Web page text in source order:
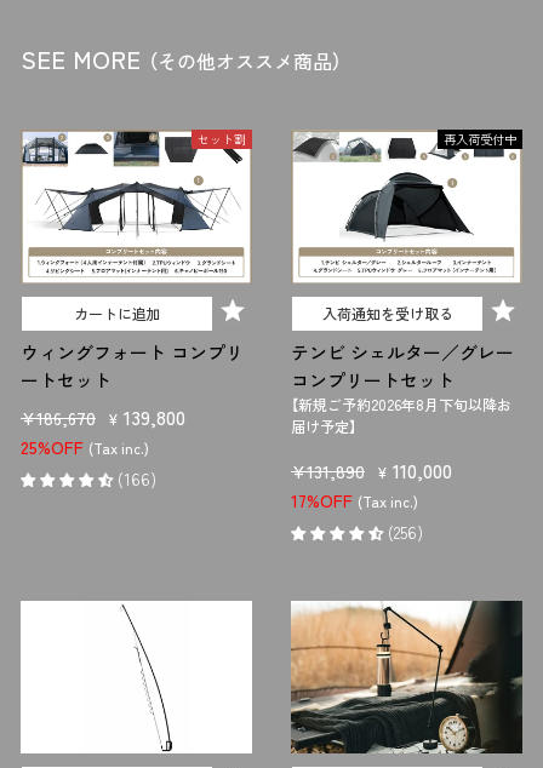
最初の一本として初心者におすすめなのが、用途の広い「シースナイフ」
刃の折りたたみはできませんが、その分強度が高く、バトニングにも適
しています。バトニングに使用するなら刃渡り10〜15cmで、刃厚が
3.5mm以上のナイフを選びましょう。
さらに、「タング」の構造にも着目する必要があります。タングとは、グ
リップ（持ち手）部分に隠れている刃のことです。
中でも「フルタング」と呼ばれる、グリップ全体に刃が内蔵した構造のナ
イフは、頑丈でバトニングに適しています。
－料理メインなら折りたたみ可能な「フォールディングナイフ」がおす
すめ
料理など繊細な作業がメインなら、折りたためる「フォールディングナ
また、シースナイフに比べて刃厚が薄いため、野菜や肉を切る細かい作
業に向いています。構造上、耐久性には劣り、バトニングなどの強い力が
加わる作業には適しません。
以下の動画では、実際に料理にナイフを使用する様子を見ることができ
ます。
SEE MORE （その他オススメ商品）
セット割
カートに追加
ウィングフォート コンプリ
ートセット
販
売
価
¥186,670 セ
ー
ル
¥ 139,800
25%OFF (Tax inc.)
(166)
再入荷受付中
入荷通知を受け取る
テンビ シェルター／グレー
コンプリートセット
【新規ご予約2026年8月下旬以降お
届け予定】
販
売
価
¥131,890 セ
ー
ル
¥ 110,000
17%OFF (Tax inc.)
(256)